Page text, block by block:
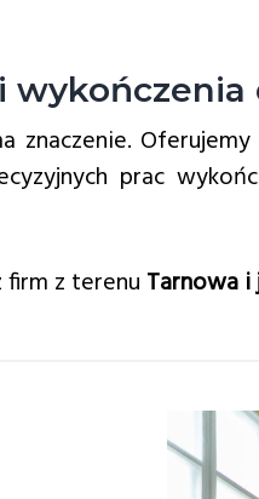
Oferujemy
prac
firm z terenu Tarnowa